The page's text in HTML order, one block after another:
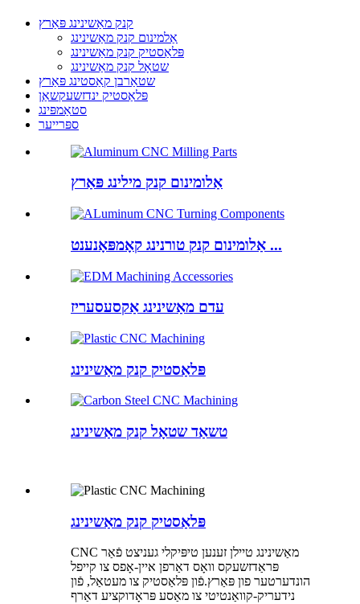
קנק מאַשינינג פּאַרץ
אַלמינום קנק מאַשינינג
פּלאַסטיק קנק מאַשינינג
שטאָל קנק מאַשינינג
שטאַרבן קאַסטינג פּאַרץ
פּלאַסטיק ינדזשעקשאַן
סטאַמפּינג
ספּרייער
אַלומינום קנק מילינג פּאַרץ
אַלומינום קנק טורנינג קאָמפּאָנענט ...
עדם מאַשינינג אַקסעסעריז
פּלאַסטיק קנק מאַשינינג
טשאַד שטאָל קנק מאַשינינג
פּלאַסטיק קנק מאַשינינג
CNC מאַשינינג טיילן זענען טיפּיקלי געניצט פֿאַר
פּראַדזשעקס וואָס דאַרפן איין-אָפס צו קייפל
הונדערטער פון פּאַרץ.פֿון פּלאַסטיק צו מעטאַל, פֿון
נידעריק-קוואַנטיטי צו מאַסע פּראָדוקציע דאַרף